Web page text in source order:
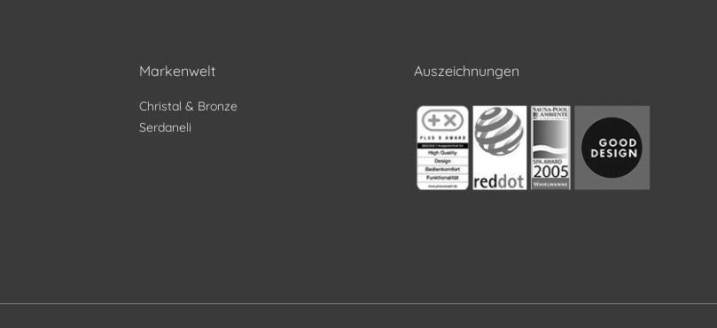
Markenwelt
Christal & Bronze
Serdaneli
Auszeichnungen